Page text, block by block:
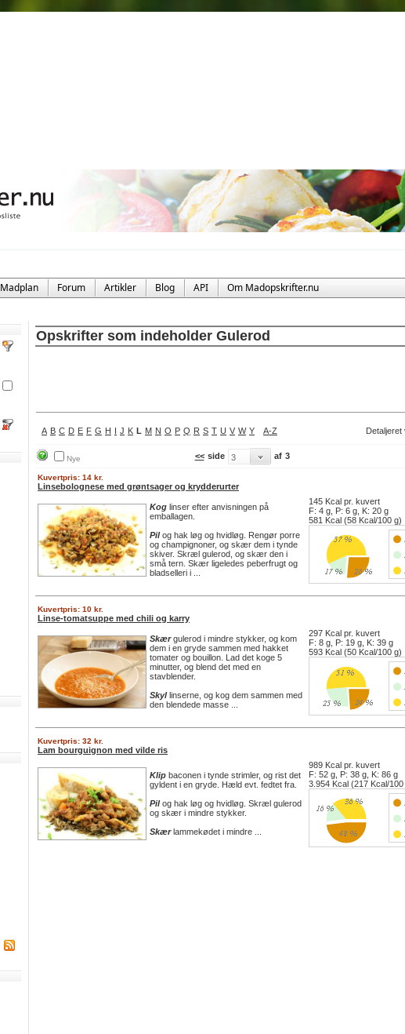
Madplan Forum Artikler Blog API Om Madopskrifter.nu
Opskrifter som indeholder Gulerod
A B C D E F G H I J K L M N O P Q R S T U V W Y A-Z Detaljeret
Nye << side af 3
Kuvertpris: 14 kr.
Linsebolognese med grøntsager og krydderurter
Kog linser efter anvisningen på
emballagen.
Pilog hak løg og hvidløg. Rengør porre
og champignoner, og skær dem i tynde
skiver. Skræl gulerod, og skær den i
små tern. Skær ligeledes peberfrugt og
bladselleri i ...
145 Kcal pr. kuvert
F: 4 g, P: 6 g, K: 20 g
581 Kcal (58 Kcal/100 g)
Kuvertpris: 10 kr.
Linse-tomatsuppe med chili og karry
Skærgulerod i mindre stykker, og kom
dem i en gryde sammen med hakket
tomater og bouillon. Lad det koge 5
minutter, og blend det med en
stavblender.
Skyllinserne, og kog dem sammen med
den blendede masse ...
297 Kcal pr. kuvert
F: 8 g, P: 19 g, K: 39 g
593 Kcal (50 Kcal/100 g)
Kuvertpris: 32 kr.
Lam bourguignon med vilde ris
Klip baconen i tynde strimler, og rist det
gyldent i en gryde. Hæld evt. fedtet fra.
Pilog hak løg og hvidløg. Skræl gulerod
og skær i mindre stykker.
Skærlammekødet i mindre ...
989 Kcal pr. kuvert
F: 52 g, P: 38 g, K: 86 g
3.954 Kcal (217 Kcal/100